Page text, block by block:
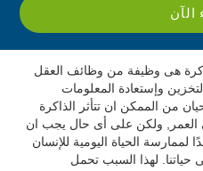
الآن
هى وظيفة من وظائف العقل
وإستعادة المعلومات
من الممكن ان تتأثر الذاكرة
العمر, ولكن على أى حال يجب ان
الحياة اليومية للإنسان
حياتنا. لهذا السبب تحمل